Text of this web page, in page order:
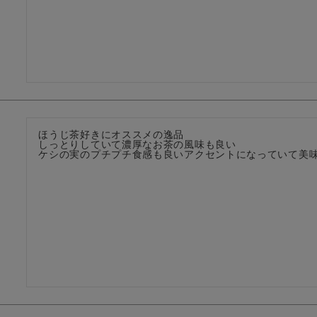
ほうじ茶好きにオススメの逸品
しっとりしていて濃厚なお茶の風味も良い